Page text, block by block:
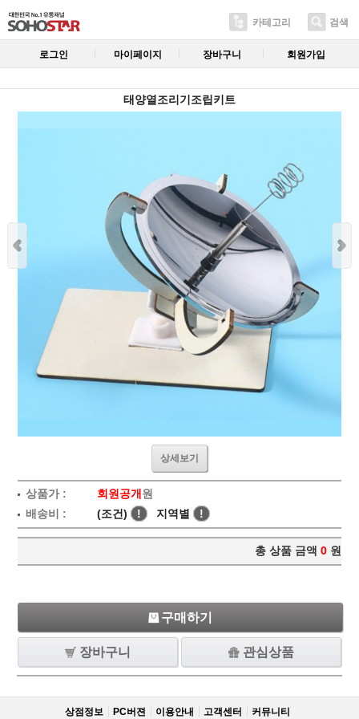
카테고리 검색
로그인 마이페이지 장바구니 회원가입
태양열조리기조립키트
상세보기
상품가 : 회원공개원
배송비 :
(조건) ! 지역별 !
총 상품 금액 0 원
구매하기
장바구니 관심상품
상점정보 PC버젼 이용안내 고객센터 커뮤니티